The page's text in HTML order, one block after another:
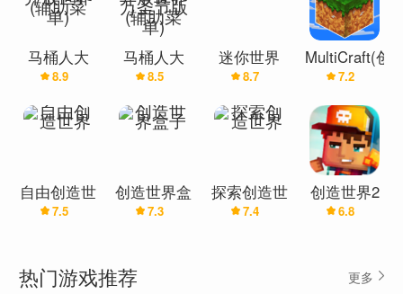
马桶人大
战:开放世
界(辅助菜
单)
8.9
马桶人大
战:开放世
界万圣节版
(辅助菜单)
8.5
迷你世界
8.7
MultiCraft(创
造世界)
7.2
自由创造世
界
7.5
创造世界盒
子
7.3
探索创造世
界
7.4
创造世界2
6.8
热门游戏推荐 更多